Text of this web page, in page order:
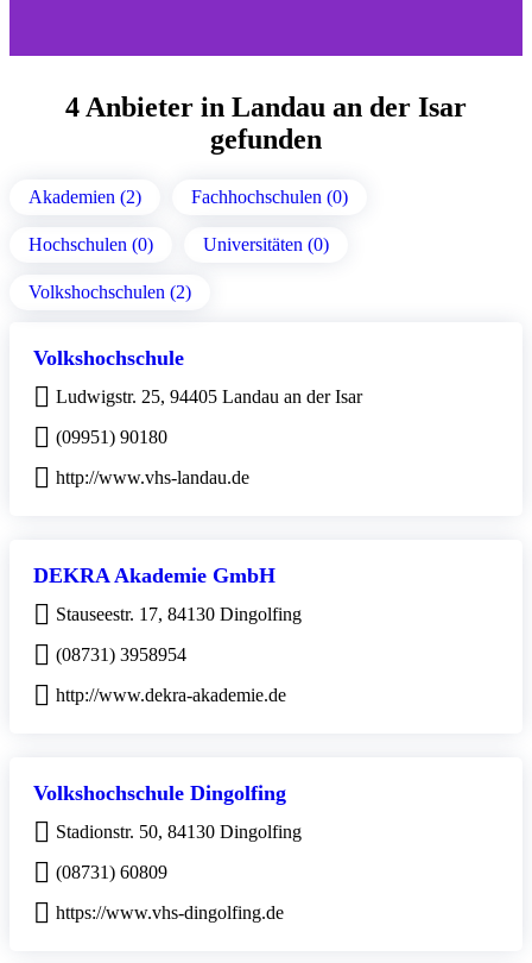
4 Anbieter in Landau an der Isar
gefunden
Akademien (2) Fachhochschulen (0)
Hochschulen (0) Universitäten (0)
Volkshochschulen (2)
Volkshochschule
Ludwigstr. 25, 94405 Landau an der Isar
(09951) 90180
http://www.vhs-landau.de
DEKRA Akademie GmbH
Stauseestr. 17, 84130 Dingolfing
(08731) 3958954
http://www.dekra-akademie.de
Volkshochschule Dingolfing
Stadionstr. 50, 84130 Dingolfing
(08731) 60809
https://www.vhs-dingolfing.de